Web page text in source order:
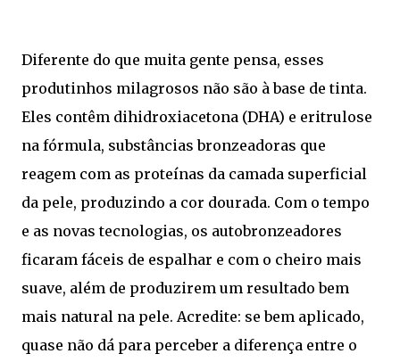
Diferente do que muita gente pensa, esses
produtinhos milagrosos não são à base de tinta.
Eles contêm dihidroxiacetona (DHA) e eritrulose
na fórmula, substâncias bronzeadoras que
reagem com as proteínas da camada superficial
da pele, produzindo a cor dourada. Com o tempo
e as novas tecnologias, os autobronzeadores
ficaram fáceis de espalhar e com o cheiro mais
suave, além de produzirem um resultado bem
mais natural na pele. Acredite: se bem aplicado,
quase não dá para perceber a diferença entre o